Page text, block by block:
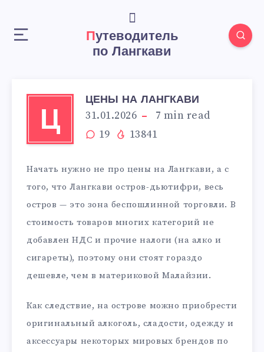
Путеводитель
по Лангкави
Ц
ЦЕНЫ НА ЛАНГКАВИ
31.01.2026 7 min read
19
13841
Начать нужно не про цены на Лангкави, а с
того, что Лангкави остров-дьютифри, весь
остров — это зона беспошлинной торговли. В
стоимость товаров многих категорий не
добавлен НДС и прочие налоги (на алко и
сигареты), поэтому они стоят гораздо
дешевле, чем в материковой Малайзии.
Как следствие, на острове можно приобрести
оригинальный алкоголь, сладости, одежду и
аксессуары некоторых мировых брендов по